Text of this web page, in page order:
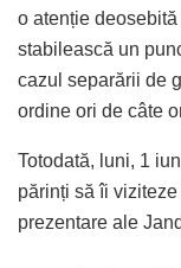
o atenție
stabilească un
cazul separării de
ordine ori de câte
Totodată, luni, 1
părinți să îi
prezentare ale